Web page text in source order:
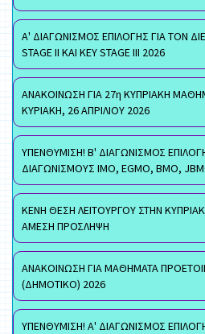
Α' ΔΙΑΓΩΝΙΣΜΟΣ ΕΠΙΛΟΓΗΣ ΓΙΑ ΤΟΝ
STAGE II ΚΑΙ KEY STAGE III 2026
ΑΝΑΚΟΙΝΩΣΗ ΓΙΑ 27η ΚΥΠΡΙΑΚΗ
ΚΥΡΙΑΚΗ, 26 ΑΠΡΙΛΙΟΥ 2026
ΥΠΕΝΘΥΜΙΣΗ! Β' ΔΙΑΓΩΝΙΣΜΟΣ
ΔΙΑΓΩΝΙΣΜΟΥΣ ΙΜΟ, EGMO, ΒΜΟ,
ΚΕΝΗ ΘΕΣΗ ΛΕΙΤΟΥΡΓΟΥ ΣΤΗΝ
ΑΜΕΣΗ ΠΡΟΣΛΗΨΗ
ΑΝΑΚΟΙΝΩΣΗ ΓΙΑ ΜΑΘΗΜΑΤΑ
(ΔΗΜΟΤΙΚΟ) 2026
ΥΠΕΝΘΥΜΙΣΗ! Α' ΔΙΑΓΩΝΙΣΜΟΣ